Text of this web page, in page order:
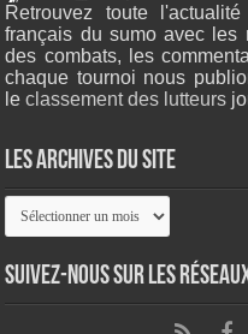
Retrouvez toute
français du sumo avec les
des combats, les
chaque tournoi nous
leclassement des lutteurs
Les archives du site
Les
archives
site
Suivez-nous sur les